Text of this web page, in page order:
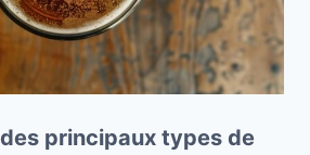
principaux types de